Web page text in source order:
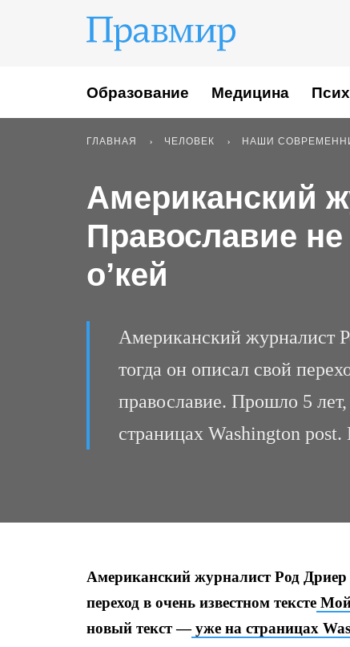
Образование Медицина
ГЛАВНАЯ ЧЕЛОВЕК НАШИ
Американский
Православие не
о’кей
Американский журналист
тогда он описал свой
православие. Прошло 5
страницах Washington
Американский журналист Род Дриер
переход в очень известном тексте Мой
новый текст —уже на страницах